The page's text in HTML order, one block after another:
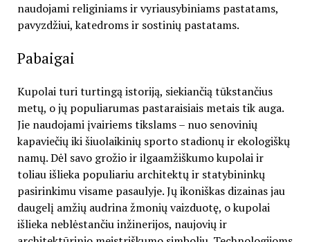
naudojami religiniams ir vyriausybiniams pastatams,
pavyzdžiui, katedroms ir sostinių pastatams.
Pabaigai
Kupolai turi turtingą istoriją, siekiančią tūkstančius
metų, o jų populiarumas pastaraisiais metais tik auga.
Jie naudojami įvairiems tikslams – nuo senovinių
kapaviečių iki šiuolaikinių sporto stadionų ir ekologiškų
namų. Dėl savo grožio ir ilgaamžiškumo kupolai ir
toliau išlieka populiariu architektų ir statybininkų
pasirinkimu visame pasaulyje. Jų ikoniškas dizainas jau
daugelį amžių audrina žmonių vaizduotę, o kupolai
išlieka neblėstančiu inžinerijos, naujovių ir